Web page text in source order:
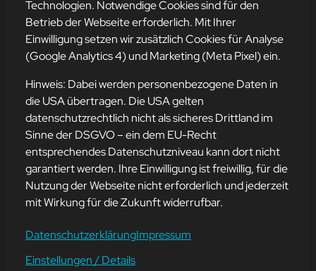
Adresse
mission-webstyle oHG
Bürgermeister-Regitz-Straße 40
66539 Neunkirchen
E-Mail:kontakt@mission-webstyle.de
Navigation
Webseitenerstellung
Webseite mieten
Webseiten Betreuung
Über Uns
Kontakt
Leistungen
Technologien. Notwendige Cookies sind für den
Betrieb der Webseite erforderlich. Mit Ihrer
Einwilligung setzen wir zusätzlich Cookies für Analyse
(Google Analytics 4) und Marketing (Meta Pixel) ein.
Hinweis: Dabei werden personenbezogene Daten in
die USA übertragen. Die USA gelten
datenschutzrechtlich nicht als sicheres Drittland im
Sinne der DSGVO – ein dem EU-Recht
entsprechendes Datenschutzniveau kann dort nicht
garantiert werden. Ihre Einwilligung ist freiwillig, für die
Nutzung der Webseite nicht erforderlich und jederzeit
mit Wirkung für die Zukunft widerrufbar.
DatenschutzerklärungImpressum
Einstellungen / Details